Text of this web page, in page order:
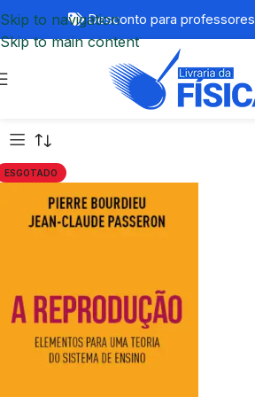
Skip to navigation
Skip to main content
Desconto para professores,
ESGOTADO